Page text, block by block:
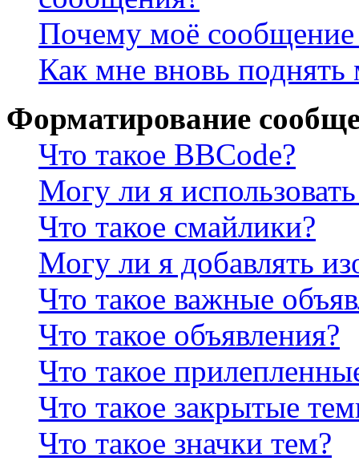
Почему моё сообщение
Как мне вновь
Форматирование
Что такое BBCode?
Могу ли я
Что такое смайлики?
Могу ли я добавлять
Что такое важные
Что такое объявления?
Что такое
Что такое закрытые
Что такое значки тем?